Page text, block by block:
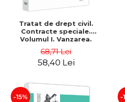
Tratat de drept civil.
Contracte speciale.
Volumul I. Vanzarea.
actualizata si completata -
Francisc Deak, Lucian
68,71 Lei
58,40 Lei
-15% -